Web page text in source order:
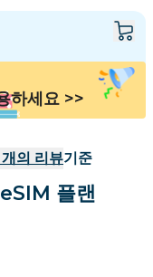
하세요 >>
개의 리뷰기준
플랜